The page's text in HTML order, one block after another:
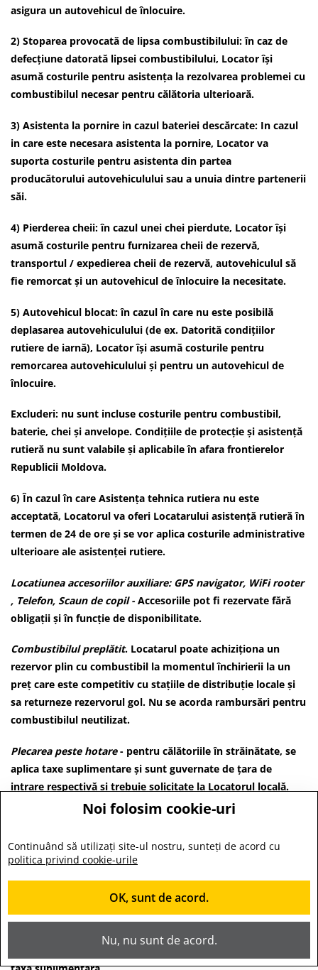
asigura un autovehicul de înlocuire.
2) Stoparea provocată de lipsa combustibilului: în caz de
defecțiune datorată lipsei combustibilului, Locator își
asumă costurile pentru asistența la rezolvarea problemei cu
combustibilul necesar pentru călătoria ulterioară.
3) Asistenta la pornire in cazul bateriei descărcate: In cazul
in care este necesara asistenta la pornire, Locator va
suporta costurile pentru asistenta din partea
producătorului autovehiculului sau a unuia dintre partenerii
săi.
4) Pierderea cheii: în cazul unei chei pierdute, Locator își
asumă costurile pentru furnizarea cheii de rezervă,
transportul / expedierea cheii de rezervă, autovehiculul să
fie remorcat și un autovehicul de înlocuire la necesitate.
5) Autovehicul blocat: în cazul în care nu este posibilă
deplasarea autovehiculului (de ex. Datorită condițiilor
rutiere de iarnă), Locator își asumă costurile pentru
remorcarea autovehiculului și pentru un autovehicul de
înlocuire.
Excluderi: nu sunt incluse costurile pentru combustibil,
baterie, chei și anvelope. Condițiile de protecție și asistență
rutieră nu sunt valabile și aplicabile în afara frontierelor
Republicii Moldova.
6) În cazul în care Asistența tehnica rutiera nu este
acceptată, Locatorul va oferi Locatarului asistență rutieră în
termen de 24 de ore și se vor aplica costurile administrative
ulterioare ale asistenței rutiere.
Locatiunea accesoriilor auxiliare: GPS navigator, WiFi rooter
, Telefon, Scaun de copil -Accesoriile pot fi rezervate fără
obligații și în funcție de disponibilitate.
Combustibilul preplătit. Locatarul poate achiziționa un
rezervor plin cu combustibil la momentul închirierii la un
preț care este competitiv cu stațiile de distribuție locale și
sa returneze rezervorul gol. Nu se acorda rambursări pentru
combustibilul neutilizat.
Plecarea peste hotare- pentru călătoriile în străinătate, se
aplica taxe suplimentare și sunt guvernate de țara de
intrare respectivă și trebuie solicitate la Locatorul locală.
Locatiune unidirectionala.Toate locatiunile unidirectionale
Locatiunea unidirectionala între locațiile Locatorului din
Moldova sau locatiunile internaționale unidirectionale sunt
permise în anumite condiții si în funcție de tarif.
În cazul locatiunilor unidirecționale neanunțate și
Noi folosim cookie-uri
Continuând să utilizați site-ul nostru, sunteți de acord cu
politica privind cookie-urile
OK, sunt de acord.
Nu, nu sunt de acord.